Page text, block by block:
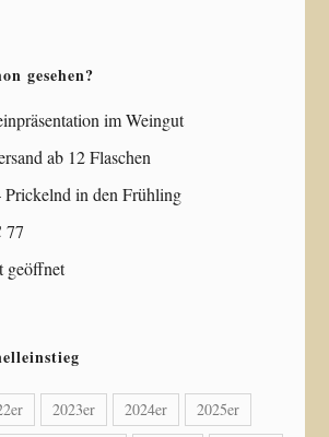
gesehen?
im Weingut
ab 12 Flaschen
Prickelnd in den Frühling
geöffnet
2023er 2024er
2025er